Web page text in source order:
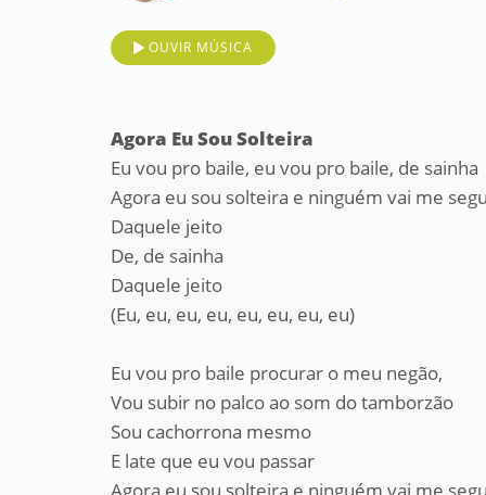
OUVIR MÚSICA
Agora Eu Sou Solteira
Eu vou pro baile, eu vou pro baile, de sainha
Agora eu sou solteira e ninguém vai me
Daquele jeito
De, de sainha
Daquele jeito
(Eu, eu, eu, eu, eu, eu, eu, eu)
Eu vou pro baile procurar o meu negão,
Vou subir no palco ao som do tamborzão
Sou cachorrona mesmo
E late que eu vou passar